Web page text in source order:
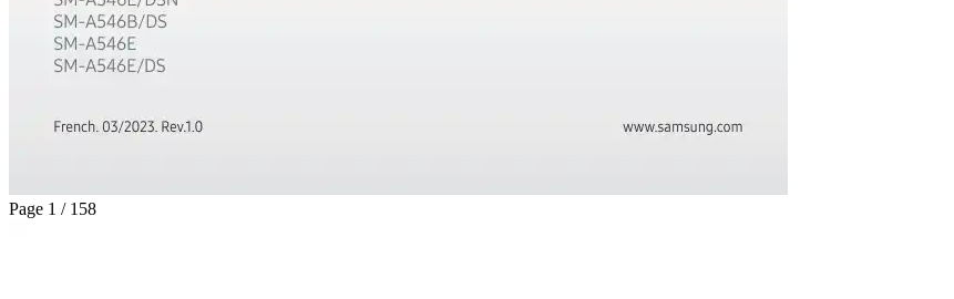
Page 1 / 158